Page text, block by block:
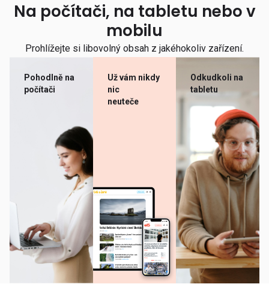
Na počítači, na tabletu nebo v
mobilu
Prohlížejte si libovolný obsah z jakéhokoliv zařízení.
Pohodlně na
počítači
Už vám nikdy
nic
neuteče
Odkudkoli na
tabletu